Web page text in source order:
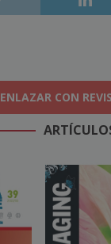
ENLAZAR CON